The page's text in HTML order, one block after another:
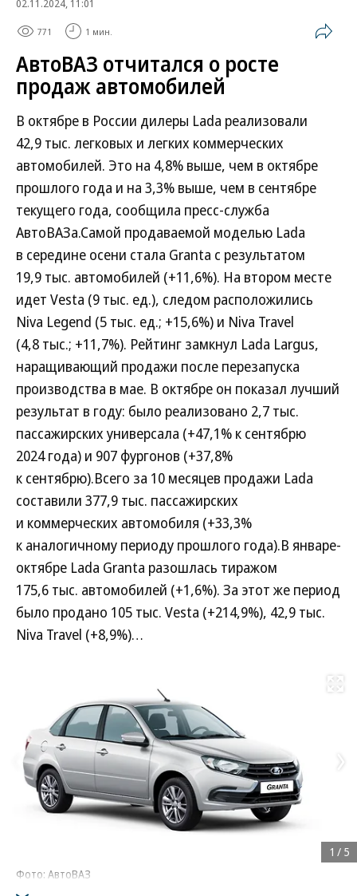
02.11.2024, 11:01
771 1 мин.
АвтоВАЗ отчитался о росте
продаж автомобилей
В октябре в России дилеры Lada реализовали
42,9 тыс. легковых и легких коммерческих
автомобилей. Это на 4,8% выше, чем в октябре
прошлого года и на 3,3% выше, чем в сентябре
текущего года, сообщила пресс-служба
АвтоВАЗа.Самой продаваемой моделью Lada
в середине осени стала Granta с результатом
19,9 тыс. автомобилей (+11,6%). На втором месте
идет Vesta (9 тыс. ед.), следом расположились
Niva Legend (5 тыс. ед.; +15,6%) и Niva Travel
(4,8 тыс.; +11,7%). Рейтинг замкнул Lada Largus,
наращивающий продажи после перезапуска
производства в мае. В октябре он показал лучший
результат в году: было реализовано 2,7 тыс.
пассажирских универсала (+47,1% к сентябрю
2024 года) и 907 фургонов (+37,8%
к сентябрю).Всего за 10 месяцев продажи Lada
составили 377,9 тыс. пассажирских
и коммерческих автомобиля (+33,3%
к аналогичному периоду прошлого года).В январе-
октябре Lada Granta разошлась тиражом
175,6 тыс. автомобилей (+1,6%). За этот же период
было продано 105 тыс. Vesta (+214,9%), 42,9 тыс.
Niva Travel (+8,9%)…
Фото: АвтоВАЗ
1 / 5